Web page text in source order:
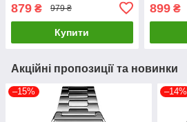
879 ₴ 979 ₴
Купити
899₴
Акційні пропозиції та новинки
–15% –14%